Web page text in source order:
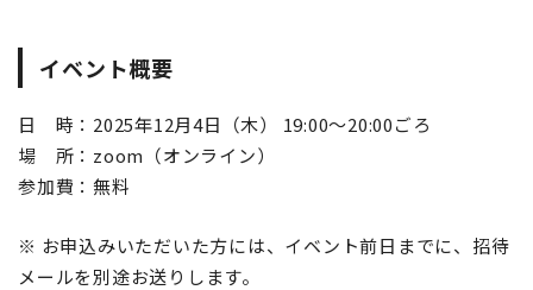
イベント概要
日 時：2025年12月4日（木） 19:00～20:00ごろ
場 所：zoom（オンライン）
参加費：無料
※ お申込みいただいた方には、イベント前日までに、招待
メールを別途お送りします。